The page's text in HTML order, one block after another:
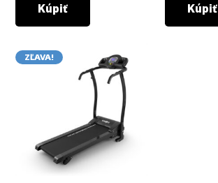
€213.90.
Kúpiť Kúpiť
ZĽAVA!